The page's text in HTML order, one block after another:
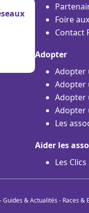
Foire
Contact
Adopter
Adopter
Adopter
Adopter
Adopter
Les
Aider les
Les
-Guides & Actualités - Races &